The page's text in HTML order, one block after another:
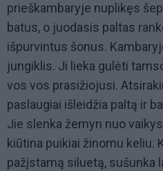
prieškambaryje nuplikęs
batus, o juodasis paltas
išpurvintus šonus.
jungiklis. Ji lieka gulėti
vos vos prasižiojusi.
paslaugiai išleidžia paltą ir
Jie slenka žemyn nuo
kiūtina puikiai žinomu keliu.
pažįstamą siluetą, sušunka